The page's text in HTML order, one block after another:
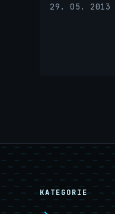
29. 05. 2013
KATEGORIE